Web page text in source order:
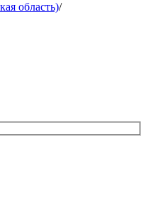
область)/